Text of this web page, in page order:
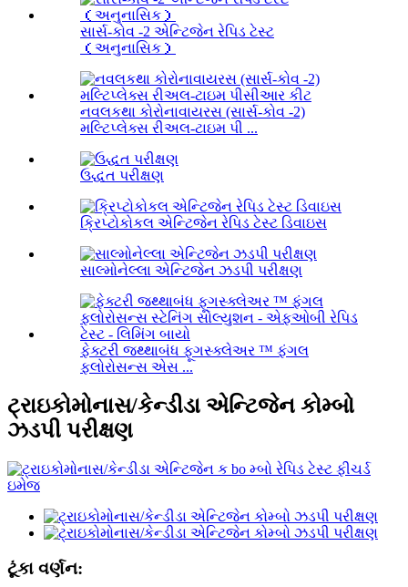
સાર્સ-કોવ -2 એન્ટિજેન રેપિડ ટેસ્ટ
（અનુનાસિક）
નવલકથા કોરોનાવાયરસ (સાર્સ-કોવ -2)
મલ્ટિપ્લેક્સ રીઅલ-ટાઇમ પી ...
ઉદ્ધત પરીક્ષણ
ક્રિપ્ટોકોકલ એન્ટિજેન રેપિડ ટેસ્ટ ડિવાઇસ
સાલ્મોનેલ્લા એન્ટિજેન ઝડપી પરીક્ષણ
ફેક્ટરી જથ્થાબંધ ફૂગસ્ક્લેઅર ™ ફંગલ
ફ્લોરોસન્સ એસ ...
ટ્રાઇકોમોનાસ/કેન્ડીડા એન્ટિજેન કોમ્બો
ઝડપી પરીક્ષણ
ટૂંકા વર્ણન: